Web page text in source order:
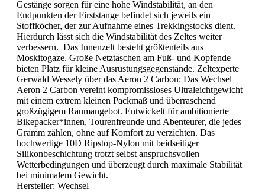
Gestänge sorgen für eine hohe Windstabilität, an den
Endpunkten der Firststange befindet sich jeweils ein
Stoffköcher, der zur Aufnahme eines Trekkingstocks dient.
Hierdurch lässt sich die Windstabilität des Zeltes weiter
verbessern. Das Innenzelt besteht größtenteils aus
Moskitogaze. Große Netztaschen am Fuß- und Kopfende
bieten Platz für kleine Ausrüstungsgegenstände. Zeltexperte
Gerwald Wessely über das Aeron 2 Carbon: Das Wechsel
Aeron 2 Carbon vereint kompromissloses Ultraleichtgewicht
mit einem extrem kleinen Packmaß und überraschend
großzügigem Raumangebot. Entwickelt für ambitionierte
Bikepacker*innen, Tourenfreunde und Abenteurer, die jedes
Gramm zählen, ohne auf Komfort zu verzichten. Das
hochwertige 10D Ripstop-Nylon mit beidseitiger
Silikonbeschichtung trotzt selbst anspruchsvollen
Wetterbedingungen und überzeugt durch maximale Stabilität
bei minimalem Gewicht.
Hersteller: Wechsel